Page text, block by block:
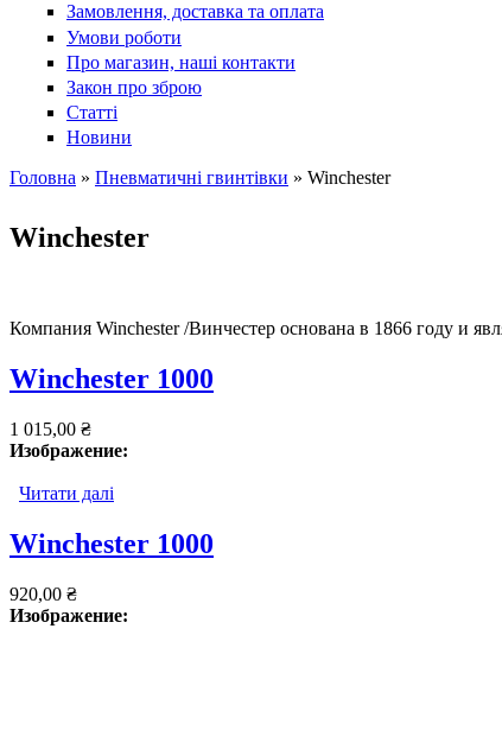
Замовлення, доставка та оплата
Умови роботи
Про магазин, наші контакти
Закон про зброю
Статті
Новини
Головна » Пневматичні гвинтівки » Winchester
Winchester
Компания Winchester /Винчестер основана в 1866 году и
Winchester 1000
1 015,00 ₴
Изображение:
Читати далі
Winchester 1000
920,00 ₴
Изображение: